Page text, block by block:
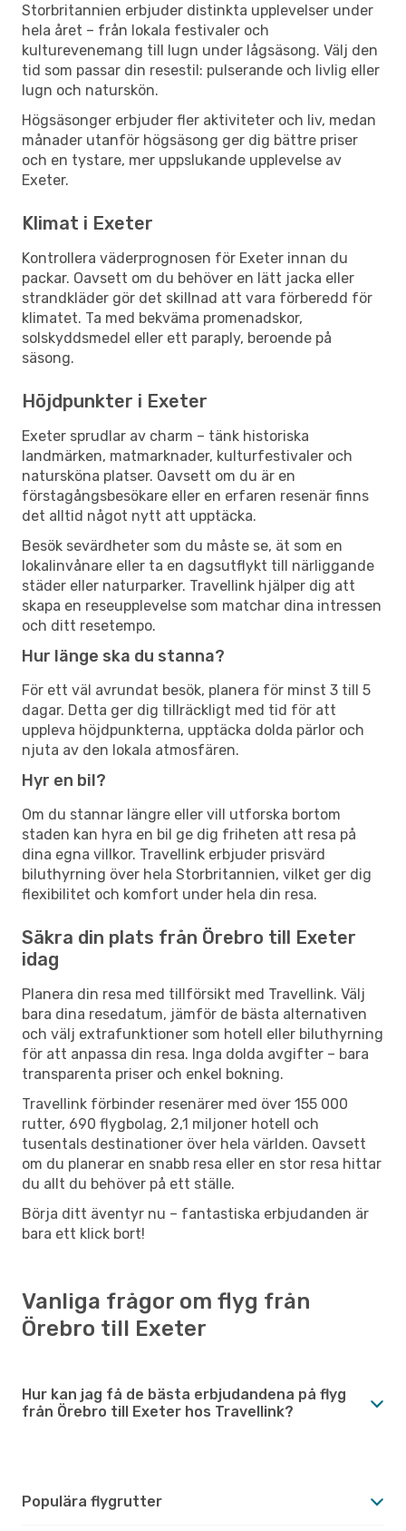
Storbritannien erbjuder distinkta upplevelser under
hela året – från lokala festivaler och
kulturevenemang till lugn under lågsäsong. Välj den
tid som passar din resestil: pulserande och livlig eller
lugn och naturskön.
Högsäsonger erbjuder fler aktiviteter och liv, medan
månader utanför högsäsong ger dig bättre priser
och en tystare, mer uppslukande upplevelse av
Exeter.
Klimat i Exeter
Kontrollera väderprognosen för Exeter innan du
packar. Oavsett om du behöver en lätt jacka eller
strandkläder gör det skillnad att vara förberedd för
klimatet. Ta med bekväma promenadskor,
solskyddsmedel eller ett paraply, beroende på
säsong.
Höjdpunkter i Exeter
Exeter sprudlar av charm – tänk historiska
landmärken, matmarknader, kulturfestivaler och
natursköna platser. Oavsett om du är en
förstagångsbesökare eller en erfaren resenär finns
det alltid något nytt att upptäcka.
Besök sevärdheter som du måste se, ät som en
lokalinvånare eller ta en dagsutflykt till närliggande
städer eller naturparker. Travellink hjälper dig att
skapa en reseupplevelse som matchar dina intressen
och ditt resetempo.
Hur länge ska du stanna?
För ett väl avrundat besök, planera för minst 3 till 5
dagar. Detta ger dig tillräckligt med tid för att
uppleva höjdpunkterna, upptäcka dolda pärlor och
njuta av den lokala atmosfären.
Hyr en bil?
Om du stannar längre eller vill utforska bortom
staden kan hyra en bil ge dig friheten att resa på
dina egna villkor. Travellink erbjuder prisvärd
biluthyrning över hela Storbritannien, vilket ger dig
flexibilitet och komfort under hela din resa.
Säkra din plats från Örebro till Exeter
idag
Planera din resa med tillförsikt med Travellink. Välj
bara dina resedatum, jämför de bästa alternativen
och välj extrafunktioner som hotell eller biluthyrning
för att anpassa din resa. Inga dolda avgifter – bara
transparenta priser och enkel bokning.
Travellink förbinder resenärer med över 155 000
rutter, 690 flygbolag, 2,1 miljoner hotell och
tusentals destinationer över hela världen. Oavsett
om du planerar en snabb resa eller en stor resa hittar
du allt du behöver på ett ställe.
Börja ditt äventyr nu – fantastiska erbjudanden är
bara ett klick bort!
Vanliga frågor om flyg från
Örebro till Exeter
Hur kan jag få de bästa erbjudandena på flyg
från Örebro till Exeter hos Travellink?
Populära flygrutter